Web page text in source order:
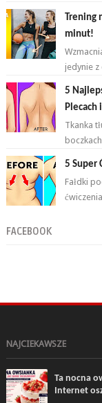
Trening
minut!
jedynie z
5
Plecach
Tkanka
5 Super
Fałdki
FACEBOOK
NAJCIEKAWSZE
Ta nocna
Internet